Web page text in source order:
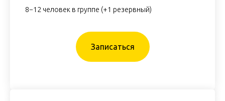
8−12 человек в группе (+1 резервный)
Записаться